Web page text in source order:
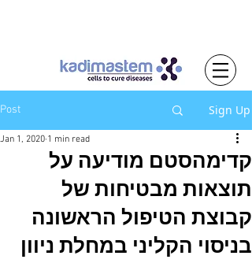
Post Sign Up
קדימהסטם מודיעה על
תוצאות מבטיחות של
קבוצת הטיפול הראשונה
בניסוי הקליני במחלת ניוון
Jan 1, 2020 1 min read